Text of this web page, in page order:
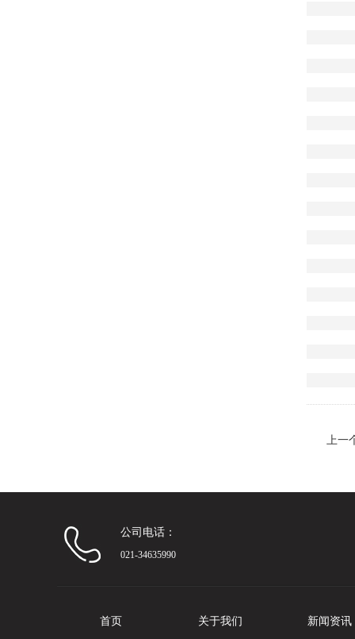
上一
公司电话：
021-34635990
首页 关于我们 新闻资讯